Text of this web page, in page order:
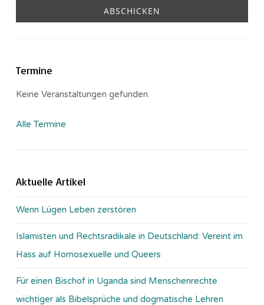
Termine
Keine Veranstaltungen gefunden.
Alle Termine
Aktuelle Artikel
Wenn Lügen Leben zerstören
Islamisten und Rechtsradikale in Deutschland: Vereint im
Hass auf Homosexuelle und Queers
Für einen Bischof in Uganda sind Menschenrechte
wichtiger als Bibelsprüche und dogmatische Lehren